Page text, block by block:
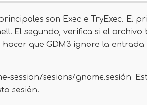
son Exec e TryExec. El
El segundo, verifica si el archivo
que GDM3 ignore la entrada
sesions/gnome.sesión.
sesión.